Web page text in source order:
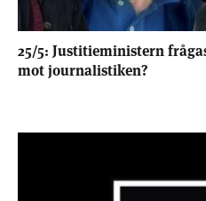
25/5: Justitieministern
mot journalistiken?